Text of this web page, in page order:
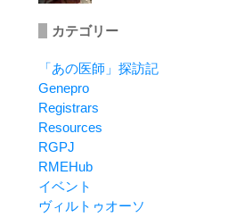
カテゴリー
「あの医師」探訪記
Genepro
Registrars
Resources
RGPJ
RMEHub
イベント
ヴィルトゥオーソ